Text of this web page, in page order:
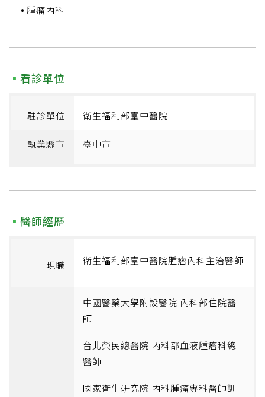
腫瘤內科
看診單位
駐診單位 衛生福利部臺中醫院
執業縣市 臺中市
醫師經歷
現職 衛生福利部臺中醫院腫瘤內科主治醫師
中國醫藥大學附設醫院 內科部住院醫
師
台北榮民總醫院 內科部血液腫瘤科總
醫師
國家衛生研究院 內科腫瘤專科醫師訓